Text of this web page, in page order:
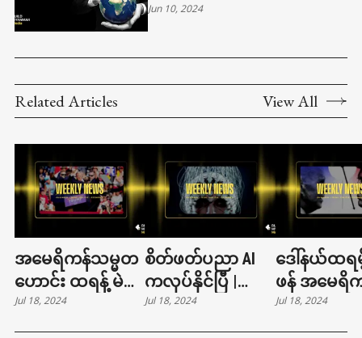
Jun 10, 2024
Related Articles View All
အမေရိကန်သမ္မတ
ဟောင်း ထရန့် မဲ
ဆွယ်ပွဲမှာ ပစ်ခတ်
ခံရ | WEEKLY NEWS
Jul 18, 2024
စိတ်ဖတ်ပညာ AI
ကလုပ်နိုင်ပြီ |
WEEKLY NEWS
Jul 18, 2024
ဒေါ်နယ်ထ
ဖန် အမေရိ
သမ္မတ ဖြစ်
လား? |
Jul 18, 2024